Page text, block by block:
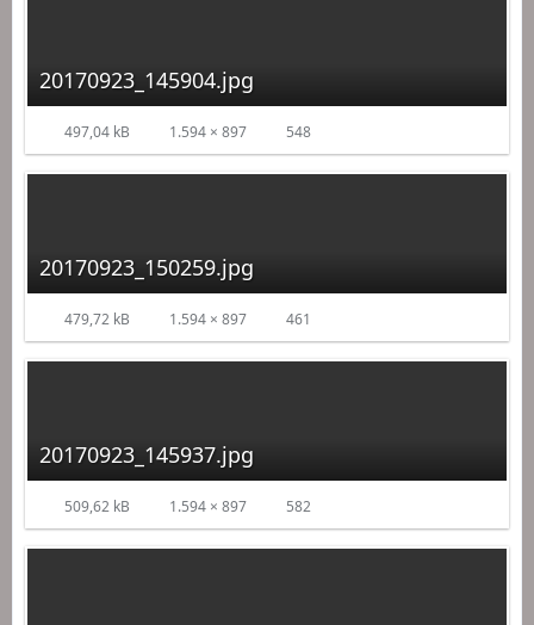
20170923_145904.jpg
497,04 kB 1.594 × 897 548
20170923_150259.jpg
479,72 kB 1.594 × 897 461
20170923_145937.jpg
509,62 kB 1.594 × 897 582